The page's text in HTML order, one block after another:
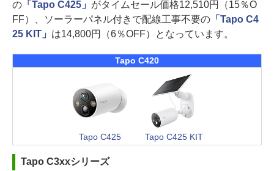
の 「Tapo C425」 がタイムセール価格12,510円（15％O
FF）、ソーラーパネル付きで配線工事不要の「Tapo C4
25 KIT」 は14,800円（6％OFF）となっています。
Tapo C420
Tapo C425 Tapo C425 KIT
Tapo C3xxシリーズ